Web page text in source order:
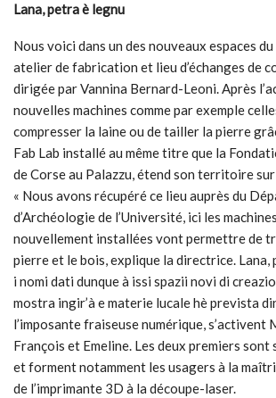
Lana, petra è legnu
Nous voici dans un des nouveaux espaces
atelier de fabrication et lieu d’échanges de
dirigée par Vannina Bernard-Leoni. Après
nouvelles machines comme par exemple
compresser la laine ou de tailler la pierre
Fab Lab installé au même titre que la
de Corse au Palazzu, étend son territoire sur
« Nous avons récupéré ce lieu auprès du
d’Archéologie de l’Université, ici les
nouvellement installées vont permettre de
pierre et le bois, explique la directrice. Lana,
i nomi dati dunque à issi spazii novi di
mostra ingir’à e materie lucale hè prevista
l’imposante fraiseuse numérique, s’activent
François et Emeline. Les deux premiers sont
et forment notamment les usagers à la
de l’imprimante 3D à la découpe-laser.